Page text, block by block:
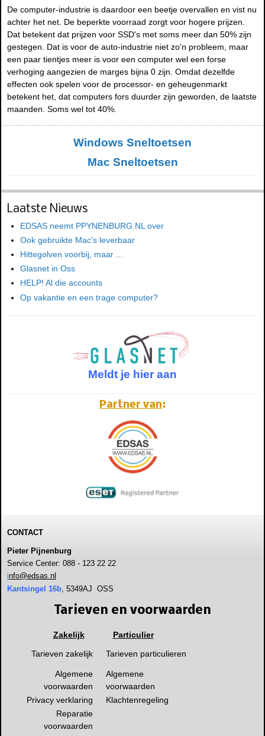
De computer-industrie is daardoor een beetje overvallen en vist nu
achter het net. De beperkte voorraad zorgt voor hogere prijzen.
Dat betekent dat prijzen voor SSD's met soms meer dan 50% zijn
gestegen. Dat is voor de auto-industrie niet zo'n probleem, maar
een paar tientjes meer is voor een computer wel een forse
verhoging aangezien de marges bijna 0 zijn. Omdat dezelfde
effecten ook spelen voor de processor- en geheugenmarkt
betekent het, dat computers fors duurder zijn geworden, de laatste
maanden. Soms wel tot 40%.
Windows Sneltoetsen
Mac Sneltoetsen
Laatste Nieuws
EDSAS neemt PPYNENBURG.NL over
Ook gebruikte Mac's leverbaar
Hittegolven voorbij, maar ...
Glasnet in Oss
HELP! Al die accounts
Op vakantie en een trage computer?
Meldt je hier aan
Partner van:
CONTACT
Pieter Pijnenburg
Service Center: 088 - 123 22 22
info@edsas.nl
Kantsingel 16b , 5349AJ OSS
Tarieven en voorwaarden
Zakelijk
Particulier
Tarieven zakelijk
Tarieven particulieren
Algemene
voorwaarden
Algemene
voorwaarden
Privacy verklaring
Klachtenregeling
Reparatie
voorwaarden